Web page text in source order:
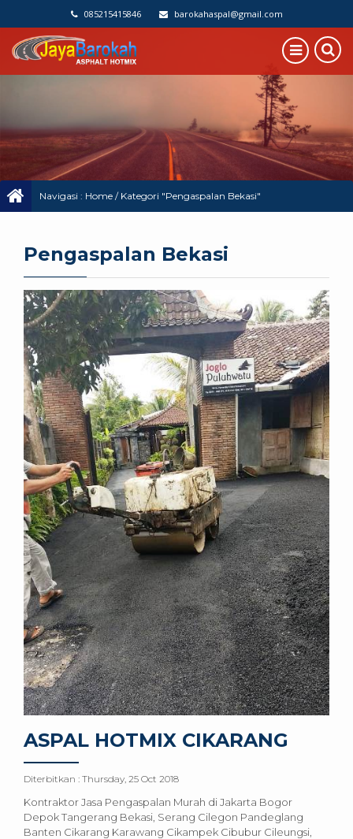
085215415846 barokahaspal@gmail.com
Navigasi : Home / Kategori "Pengaspalan Bekasi"
Pengaspalan Bekasi
ASPAL HOTMIX CIKARANG
Diterbitkan : Thursday, 25 Oct 2018
Kontraktor Jasa Pengaspalan Murah di Jakarta Bogor
Depok Tangerang Bekasi, Serang Cilegon Pandeglang
Banten Cikarang Karawang Cikampek Cibubur Cileungsi,